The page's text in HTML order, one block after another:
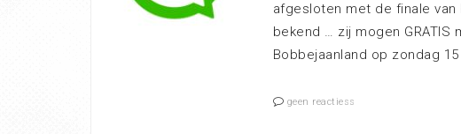
afgesloten met de finale van
bekend … zij mogen
Bobbejaanland op zondag
geen reactiess